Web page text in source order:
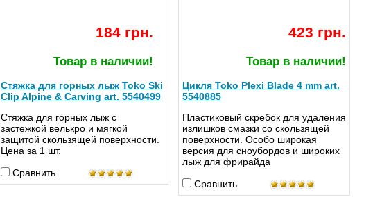
184 грн.
Товар в наличии!
Стяжка для горных лыж Toko Ski
Clip Alpine & Carving art. 5540499
Стяжка для горных лыж с
застежкой велькро и мягкой
защитой скользящей поверхности.
Цена за 1 шт.
Сравнить
423 грн.
Товар в наличии!
Цикля Toko Plexi Blade 4 mm art.
5540885
Пластиковый скребок для удаления
излишков смазки со скользящей
поверхности. Особо широкая
версия для сноубордов и широких
лыж для фрирайда
Сравнить